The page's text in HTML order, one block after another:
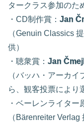
タークラス参加のた
・CD制作賞： Jan
（Genuin Classics
供）
・聴衆賞： Jan
（バッハ・アーカ
ら、観客投票により
・ベーレンライター
（Bärenreiter